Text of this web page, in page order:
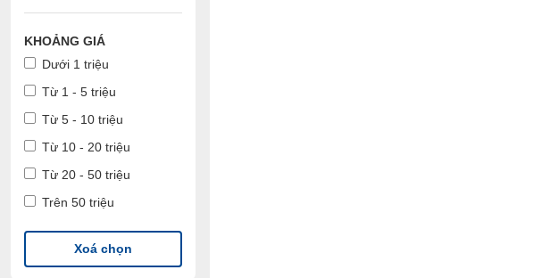
KHOẢNG GIÁ
Dưới 1 triệu
Từ 1 - 5 triệu
Từ 5 - 10 triệu
Từ 10 - 20 triệu
Từ 20 - 50 triệu
Trên 50 triệu
Xoá chọn